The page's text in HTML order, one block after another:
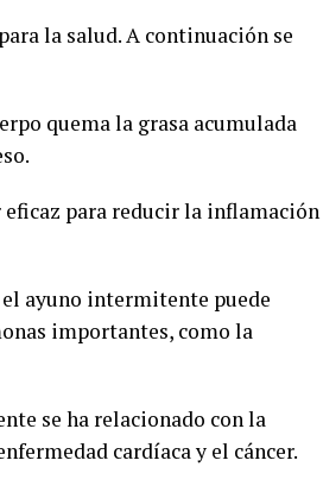
la salud. A continuación se
quema la grasa acumulada
eficaz para reducir la inflamación
ayuno intermitente puede
importantes, como la
se ha relacionado con la
cardíaca y el cáncer.